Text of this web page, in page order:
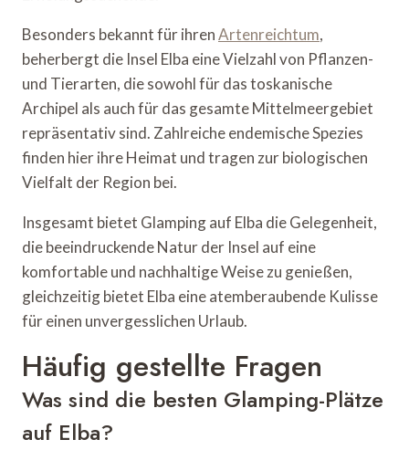
Besonders bekannt für ihrenArtenreichtum,
beherbergt die Insel Elba eine Vielzahl von Pflanzen-
und Tierarten, die sowohl für das toskanische
Archipel als auch für das gesamte Mittelmeergebiet
repräsentativ sind. Zahlreiche endemische Spezies
finden hier ihre Heimat und tragen zur biologischen
Vielfalt der Region bei.
Insgesamt bietet Glamping auf Elba die Gelegenheit,
die beeindruckende Natur der Insel auf eine
komfortable und nachhaltige Weise zu genießen,
gleichzeitig bietet Elba eine atemberaubende Kulisse
für einen unvergesslichen Urlaub.
Häufig gestellte Fragen
Was sind die besten Glamping-Plätze
auf Elba?